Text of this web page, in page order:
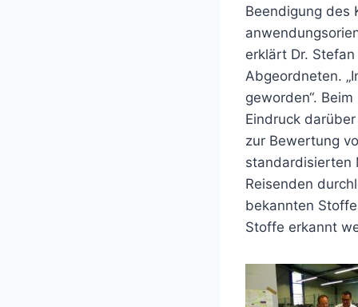
Beendigung des
erklärt Dr.
Abgeordneten.
geworden“.
Eindruck
zur Bewertung
standardisierten
Reisenden
bekannten
Stoffe erkannt